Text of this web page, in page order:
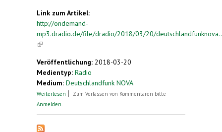
Link zum Artikel:
http://ondemand-
mp3.dradio.de/file/dradio/2018/03/20/
(link is external)
Veröffentlichung: 2018-03-20
Medientyp: Radio
Medium: Deutschlandfunk NOVA
Weiterlesen über Frankophonie und Esperanto (im Radio)
Zum Verfassen von Kommentaren bitte
Anmelden